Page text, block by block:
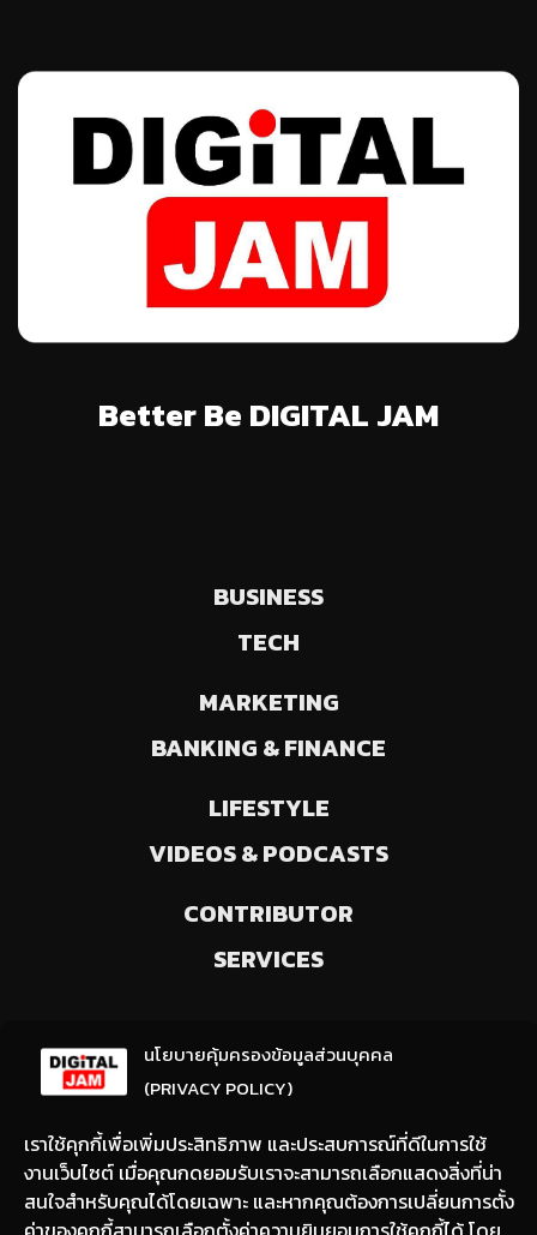
นโยบายคุ้มครองข้อมูลส่วนบุคคล
(PRIVACY POLICY)
เราใช้คุกกี้เพื่อเพิ่มประสิทธิภาพ และประสบการณ์ที่ดีในการใช้
งานเว็บไซต์ เมื่อคุณกดยอมรับเราจะสามารถเลือกแสดงสิ่งที่น่า
สนใจสำหรับคุณได้โดยเฉพาะ และหากคุณต้องการเปลี่ยนการตั้ง
Better Be DIGITAL JAM
BUSINESS
TECH
MARKETING
BANKING & FINANCE
LIFESTYLE
VIDEOS & PODCASTS
CONTRIBUTOR
SERVICES
(ให้มีการเลือกความสนใจ / ชอบข่าวด้านใด)